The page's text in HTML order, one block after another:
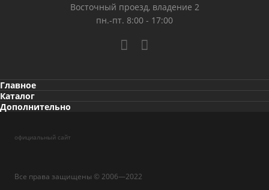
Главное
Каталог
Дополнительно
Восточный проезд, владение 2
пн.-пт. 8:00 - 17:00
официальный сайт
Все права защищены © 2006—2022